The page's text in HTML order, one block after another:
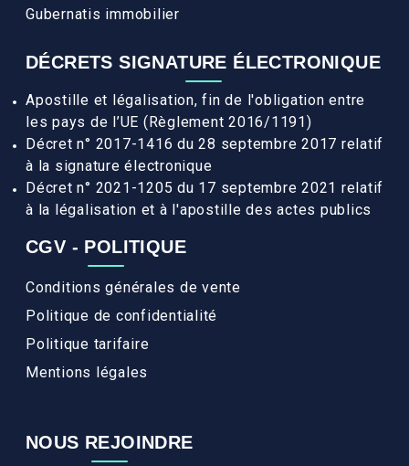
Gubernatis immobilier
DÉCRETS SIGNATURE ÉLECTRONIQUE
Apostille et légalisation, fin de l'obligation entre
les pays de l’UE (Règlement 2016/1191)
Décret n° 2017-1416 du 28 septembre 2017 relatif
à la signature électronique
Décret n° 2021-1205 du 17 septembre 2021 relatif
à la légalisation et à l'apostille des actes publics
CGV - POLITIQUE
Conditions générales de vente
Politique de confidentialité
Politique tarifaire
Mentions légales
NOUS REJOINDRE